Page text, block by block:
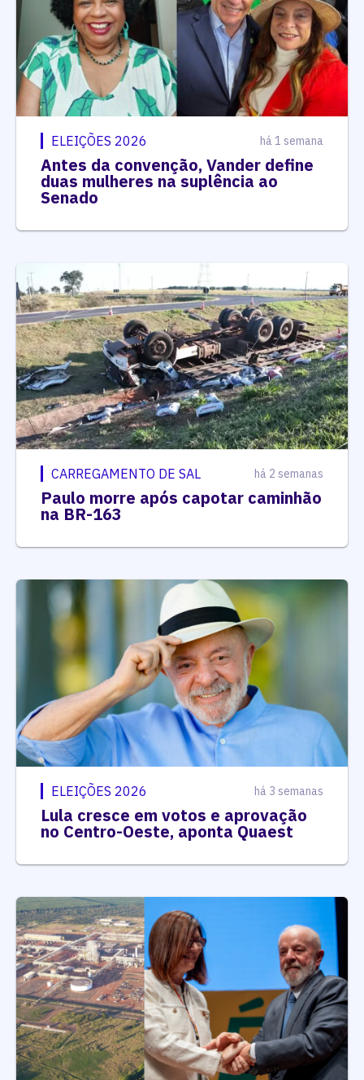
ELEIÇÕES 2026 há 1 semana
Antes da convenção, Vander define
duas mulheres na suplência ao
Senado
CARREGAMENTO DE SAL há 2 semanas
Paulo morre após capotar caminhão
na BR-163
ELEIÇÕES 2026 há 3 semanas
Lula cresce em votos e aprovação
no Centro-Oeste, aponta Quaest